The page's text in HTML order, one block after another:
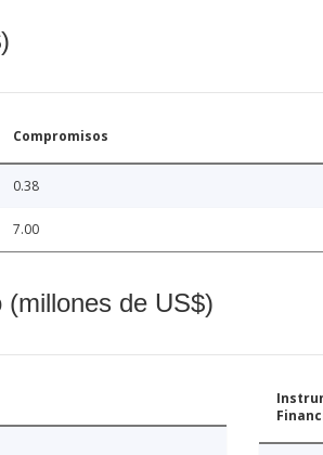
Compromisos
0.38
7.00
de US$)